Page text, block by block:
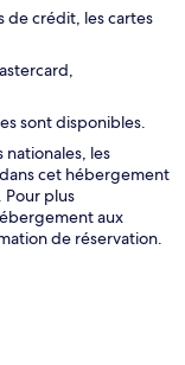
de crédit, les cartes
sont disponibles.
les
cet hébergement
Pour plus
aux
de réservation.